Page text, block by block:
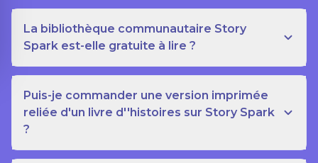
La bibliothèque communautaire Story
Spark est-elle gratuite à lire ?
Puis-je commander une version imprimée
reliée d'un livre d''histoires sur Story Spark
?